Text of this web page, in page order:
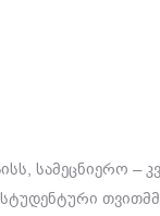
სამეცნიერო –